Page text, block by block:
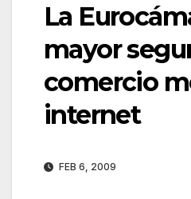
La
mayor
comercio
internet
FEB 6, 2009